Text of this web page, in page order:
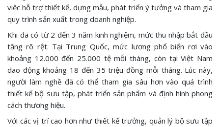
việc hỗ trợ thiết kế, dựng mẫu, phát triển ý tưởng và tham gia
quy trình sản xuất trong doanh nghiệp.
Khi đã có từ 2 đến 3 năm kinh nghiệm, mức thu nhập bắt đầu
tăng rõ rệt. Tại Trung Quốc, mức lương phổ biến rơi vào
khoảng 12.000 đến 25.000 tệ mỗi tháng, còn tại Việt Nam
dao động khoảng 18 đến 35 triệu đồng mỗi tháng. Lúc này,
người làm nghề đã có thể tham gia sâu hơn vào quá trình
thiết kế bộ sưu tập, phát triển sản phẩm và định hình phong
cách thương hiệu.
Với các vị trí cao hơn như thiết kế trưởng, quản lý bộ sưu tập